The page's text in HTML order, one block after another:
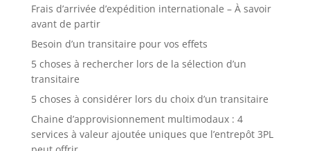
Frais d’arrivée d’expédition internationale – À savoir
avant de partir
Besoin d’un transitaire pour vos effets
5 choses à rechercher lors de la sélection d’un
transitaire
5 choses à considérer lors du choix d’un transitaire
Chaine d’approvisionnement multimodaux : 4
services à valeur ajoutée uniques que l’entrepôt 3PL